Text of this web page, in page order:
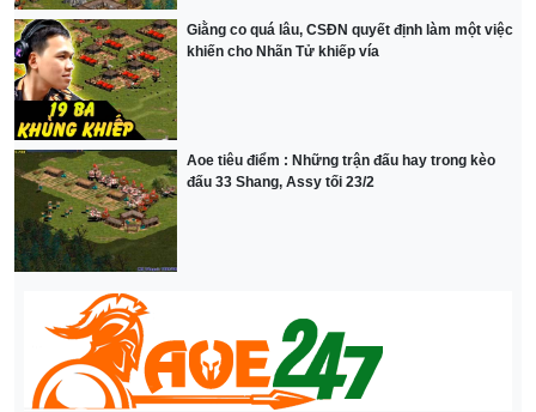
Giằng co quá lâu, CSĐN quyết định làm một việc
khiến cho Nhãn Tử khiếp vía
Aoe tiêu điểm : Những trận đấu hay trong kèo
đấu 33 Shang, Assy tối 23/2